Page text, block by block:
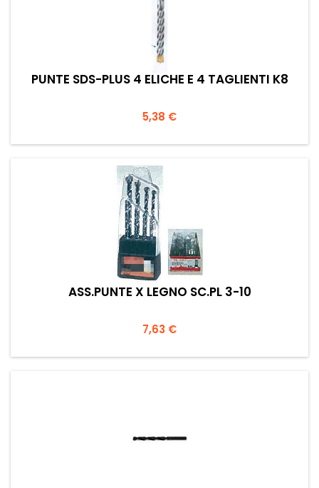
PUNTE SDS-PLUS 4 ELICHE E 4 TAGLIENTI K8
Prezzo
5,38 €
ASS.PUNTE X LEGNO SC.PL 3-10
Prezzo
7,63 €